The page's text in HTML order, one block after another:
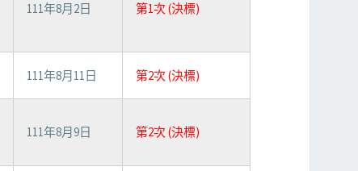
111年8月2日 第1次 (決標)
111年8月11日 第2次 (決標)
111年8月9日 第2次 (決標)